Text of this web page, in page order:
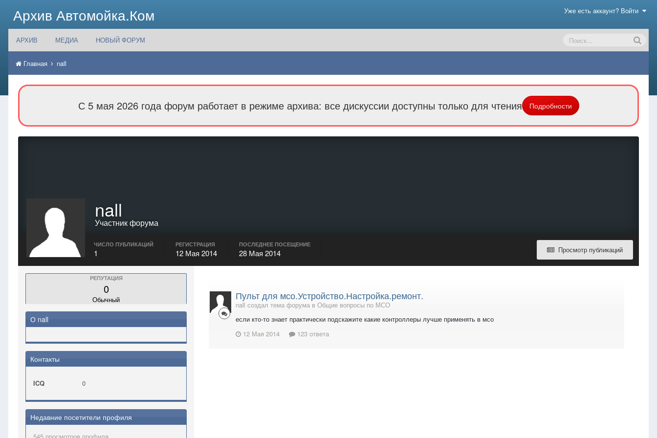
Архив Автомойка.Ком Уже есть аккаунт? Войти
АРХИВ МЕДИА НОВЫЙ ФОРУМ
Главная nall
С 5 мая 2026 года форум работает в режиме архива: все дискуссии доступны только для чтения Подробности
nall
Участник форума
Просмотр публикаций
ЧИСЛО ПУБЛИКАЦИЙ
1
РЕГИСТРАЦИЯ
12 Мая 2014
ПОСЛЕДНЕЕ ПОСЕЩЕНИЕ
28 Мая 2014
РЕПУТАЦИЯ
0
Обычный
О nall
Контакты
ICQ 0
Недавние посетители профиля
Пульт для мсо.Устройство.Настройка.ремонт.
nall создал тема форума в Общие вопросы по МСО
если кто-то знает практически подскажите какие контроллеры лучше применять в мсо
12 Мая 2014
123 ответа